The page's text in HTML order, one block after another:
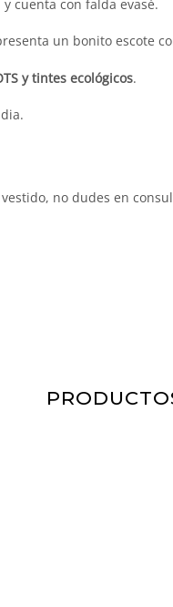
cuenta con falda evasé.
un bonito escote
y tintes ecológicos.
no dudes en